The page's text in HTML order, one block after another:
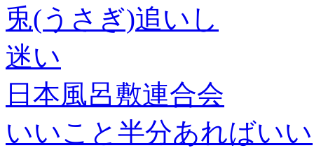
兎(うさぎ)追いし
迷い
日本風呂敷連合会
いいこと半分あればいい